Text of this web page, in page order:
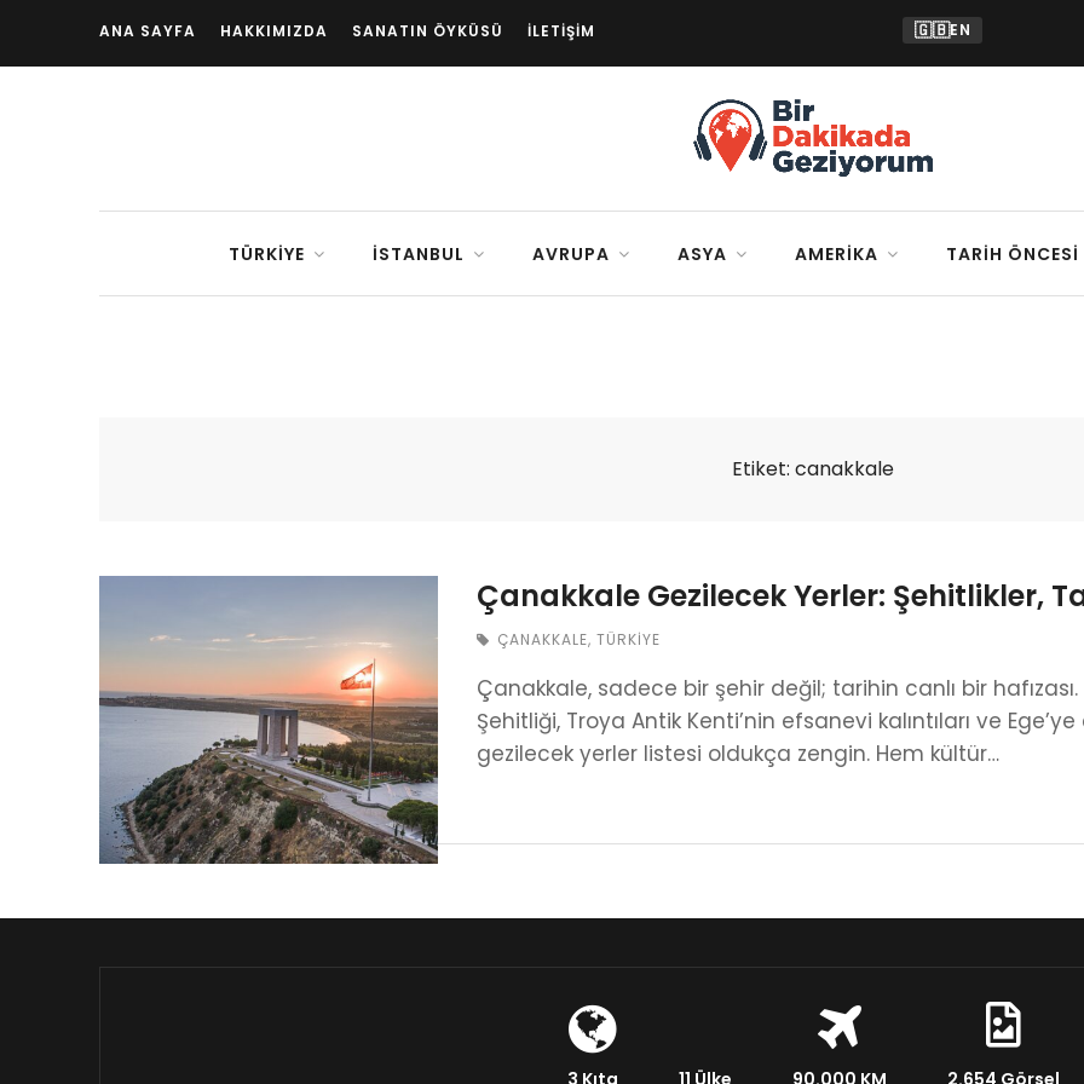
ANA SAYFA HAKKIMIZDA SANATIN ÖYKÜSÜ İLETIŞIM 🇬🇧EN
TÜRKIYE İSTANBUL AVRUPA ASYA AMERIKA TARIH ÖNCESI
Etiket: canakkale
Çanakkale Gezilecek Yerler: Şehitlikler,
ÇANAKKALE, TÜRKIYE
Çanakkale, sadece bir şehir değil; tarihin canlı bir
Şehitliği, Troya Antik Kenti’nin efsanevi kalıntıları ve
gezilecek yerler listesi oldukça zengin. Hem kültür…